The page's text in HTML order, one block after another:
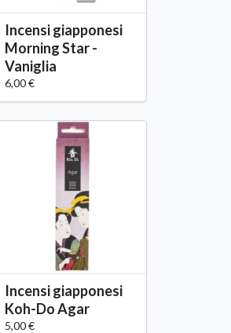
Incensi giapponesi
Morning Star -
Vaniglia
6,00 €
Incensi giapponesi
Koh-Do Agar
5,00 €